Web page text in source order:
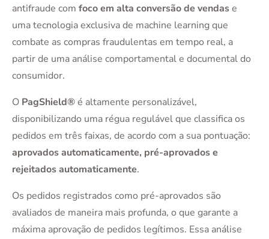
antifraude com foco em alta conversão de vendase
uma tecnologia exclusiva de machine learning que
combate as compras fraudulentas em tempo real, a
partir de uma análise comportamental e documental do
consumidor.
O PagShield®é altamente personalizável,
disponibilizando uma régua regulável que classifica os
pedidos em três faixas, de acordo com a sua pontuação:
aprovados automaticamente, pré-aprovados e
rejeitados automaticamente.
Os pedidos registrados como pré-aprovados são
avaliados de maneira mais profunda, o que garante a
máxima aprovação de pedidos legítimos. Essa análise